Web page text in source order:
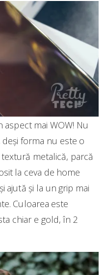
aspect mai WOW! Nu
forma nu este o
metalică, parcă
la ceva de home
ajută și la un grip mai
Culoarea este
chiar e gold, în 2